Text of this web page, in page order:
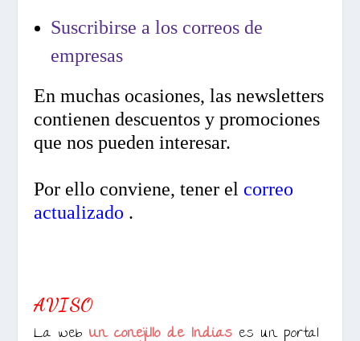
Suscribirse a los correos de
empresas
En muchas ocasiones, las newsletters
contienen descuentos y promociones
que nos pueden interesar.
Por ello conviene, tener el correo
actualizado .
AVISO
La webUn conejillo de Indias es un portal